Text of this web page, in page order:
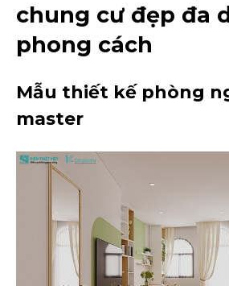
chung cư đẹp đa
phong cách
Mẫu thiết kế phòng
master